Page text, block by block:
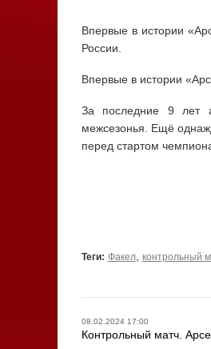
Впервые в истории
России.
Впервые в истории
За последние 9 лет
межсезонья. Ещё
перед стартом
Теги: Факел, контрольный
08.02.2024 17:00
Контрольный матч.